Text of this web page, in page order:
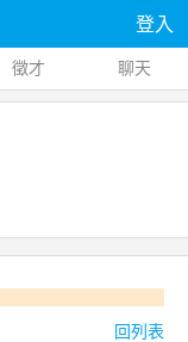
登入
徵才 聊天
回列表